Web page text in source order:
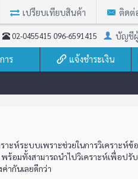
เปรียบเทียบสินค้า ติดต่
02-0455415 096-6591415 บัญชี
าร แจ้งชำระเงิน
ะห์ระบบเพราะช่วยในการวิเคราะห์ข้
ร้อมทั้งสามารถนำไปวิเคราะห์เพื่อปรั
ากันเลยดีกว่า